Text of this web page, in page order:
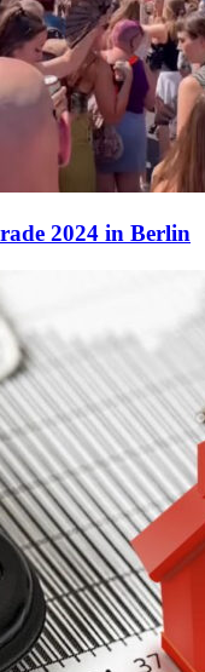
2024 in Berlin